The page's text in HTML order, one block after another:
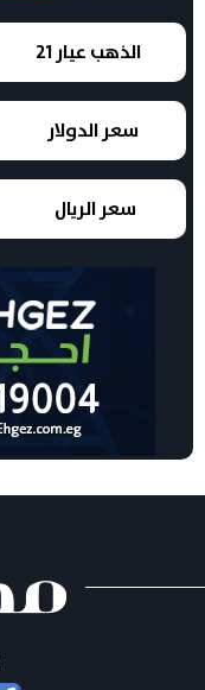
الذهب عيار 21
سعر الدولار
سعر الريال